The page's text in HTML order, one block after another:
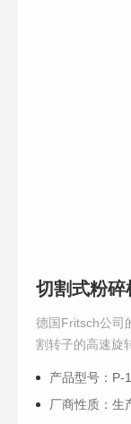
切割式粉碎
德国Fritsch公司
割转子的高速旋
进行理想化排
以zui高的效率对
产品型号：P-
厂商性质：生